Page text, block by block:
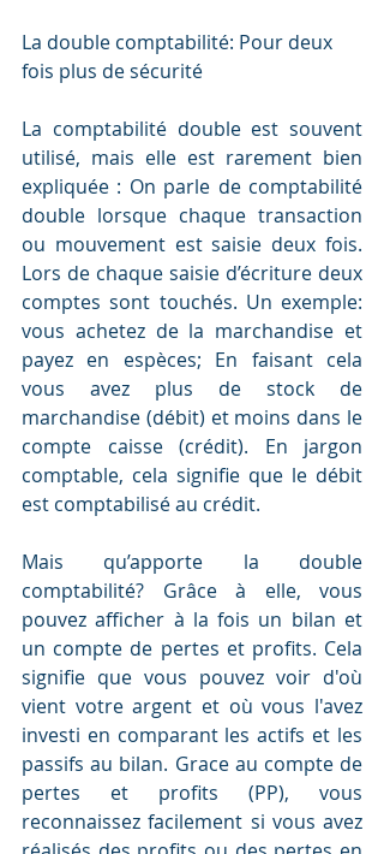
La double comptabilité: Pour deux
fois plus de sécurité
La comptabilité double est souvent
utilisé, mais elle est rarement bien
expliquée : On parle de comptabilité
double lorsque chaque transaction
ou mouvement est saisie deux fois.
Lors de chaque saisie d’écriture deux
comptes sont touchés. Un exemple:
vous achetez de la marchandise et
payez en espèces; En faisant cela
vous avez plus de stock de
marchandise (débit) et moins dans le
compte caisse (crédit). En jargon
comptable, cela signifie que le débit
est comptabilisé au crédit.
Mais qu’apporte la double
comptabilité? Grâce à elle, vous
pouvez afficher à la fois un bilan et
un compte de pertes et profits. Cela
signifie que vous pouvez voir d'où
vient votre argent et où vous l'avez
investi en comparant les actifs et les
passifs au bilan. Grace au compte de
pertes et profits (PP), vous
reconnaissez facilement si vous avez